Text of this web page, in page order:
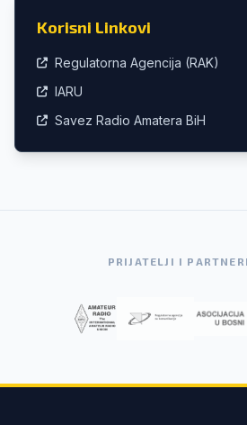
Korisni Linkovi
Regulatorna Agencija (RAK)
IARU
Savez Radio Amatera BiH
PRIJATELJI I